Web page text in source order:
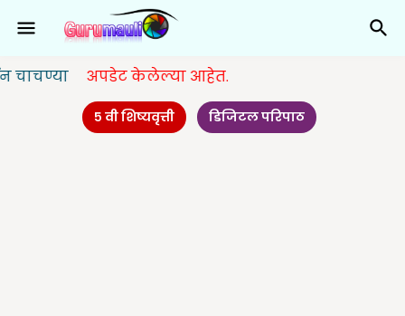
अपडेट केलेल्या आहेत.
५ वी शिष्यवृत्ती डिजिटल परिपाठ